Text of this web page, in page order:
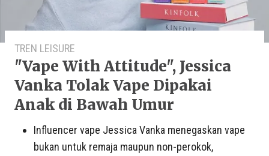
TREN LEISURE
"Vape With Attitude", Jessica
Vanka Tolak Vape Dipakai
Anak di Bawah Umur
Influencer vape Jessica Vanka menegaskan vape
bukan untuk remaja maupun non-perokok,